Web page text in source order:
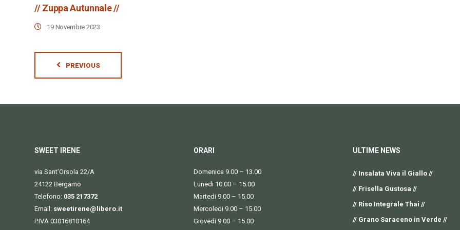
// Zuppa Autunnale //
19 Novembre 2023
PREVIOUS
SWEET IRENE
via Sant’Orsola 22/A
24122 Bergamo
Telefono: 035 217372
Email: sweetirene@libero.it
P.IVA 03016810164
ORARI
Domenica 9.00 – 13.00
Lunedi 10.00 – 15.00
Martedi 9.00 – 15.00
Mercoledi 9.00 – 15.00
Giovedi 9.00 – 15.00
ULTIME NEWS
// Insalata Viva il Giallo //
// Frisella Gustosa //
// Riso Integrale Thai //
// Grano Saraceno in Verde //